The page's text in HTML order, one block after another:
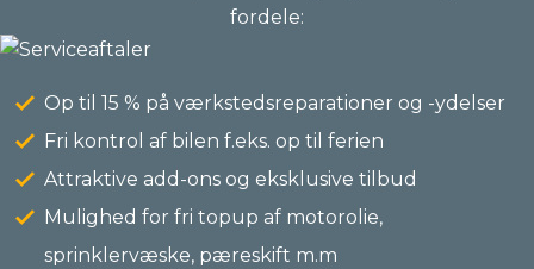
fordele:
Op til 15 % på værkstedsreparationer og -ydelser
Fri kontrol af bilen f.eks. op til ferien
Attraktive add-ons og eksklusive tilbud
Mulighed for fri topup af motorolie,
sprinklervæske, pæreskift m.m